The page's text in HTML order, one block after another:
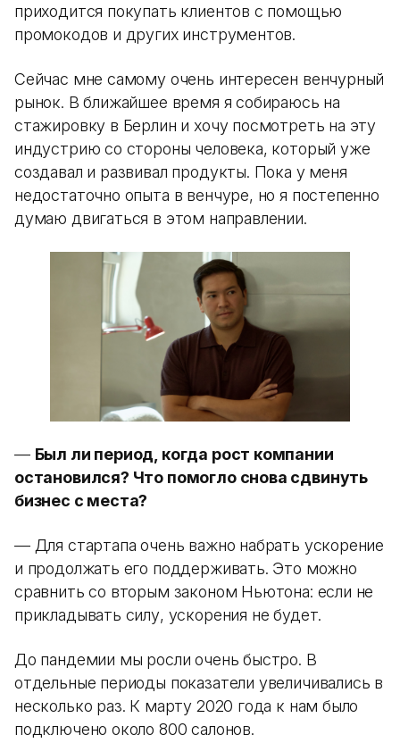
приходится покупать клиентов с помощью
промокодов и других инструментов.
Сейчас мне самому очень интересен венчурный
рынок. В ближайшее время я собираюсь на
стажировку в Берлин и хочу посмотреть на эту
индустрию со стороны человека, который уже
создавал и развивал продукты. Пока у меня
недостаточно опыта в венчуре, но я постепенно
думаю двигаться в этом направлении.
— Был ли период, когда рост компании
остановился? Что помогло снова сдвинуть
бизнес с места?
— Для стартапа очень важно набрать ускорение
и продолжать его поддерживать. Это можно
сравнить со вторым законом Ньютона: если не
прикладывать силу, ускорения не будет.
До пандемии мы росли очень быстро. В
отдельные периоды показатели увеличивались в
несколько раз. К марту 2020 года к нам было
подключено около 800 салонов.